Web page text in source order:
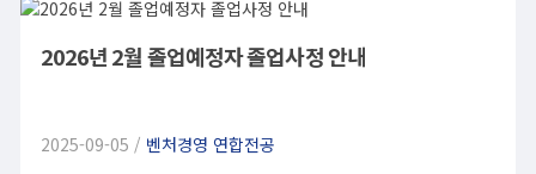
2026년 2월 졸업예정자 졸업사정 안내
2025-09-05 / 벤처경영 연합전공